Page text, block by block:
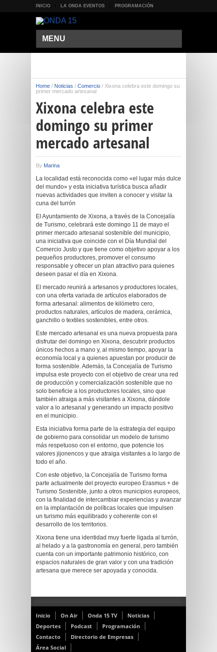
INICIO LA ONDA EVENTOS PROGRAMACIÓN
MENU
Home / Noticias / Comercio / Xixona celebra este domingo su
primer mercado artesanal
Xixona celebra este
domingo su primer
mercado artesanal
By Marina
La localidad está reconocida como «el lugar más dulce
del mundo» y esta iniciativa turística busca añadir
nuevas actividades que inviten a conocer y visitar la
cuna del turrón
El Ayuntamiento de Xixona, a través de la Concejalía
de Turismo, celebrará este domingo 11 de mayo el
primer mercado artesanal sostenible del municipio,
una iniciativa que coincide con el Día Mundial del
Comercio Justo y que tiene como objetivo apoyar a los
pequeños productores, promover el consumo
responsable y ofrecer un plan atractivo para quienes
deseen pasar el día en Xixona.
El mercado reunirá a artesanos y productores locales,
con una oferta variada de artículos elaborados de
forma artesanal: alimentos de kilómetro cero,
productos naturales, artículos de madera, cerámica,
ganchillo o textiles sostenibles, entre otros.
Este mercado artesanal es una nueva propuesta para
disfrutar del domingo en Xixona, descubrir productos
únicos hechos a mano y, al mismo tiempo, apoyar la
economía local y a quienes apuestan por producir de
forma sostenible. Además, la Concejalía de Turismo
impulsa este proyecto con el objetivo de crear una red
de producción y comercialización sostenible que no
solo beneficie a los productores locales, sino que
también atraiga a más visitantes a Xixona, dándole
valor a lo artesanal y generando un impacto positivo
en el municipio.
Esta iniciativa forma parte de la estrategia del equipo
de gobierno para consolidar un modelo de turismo
más respetuoso con el entorno, que potencie los
valores jijonencos y que atraiga visitantes a lo largo de
todo el año.
Con este objetivo, la Concejalía de Turismo forma
parte actualmente del proyecto europeo Erasmus + de
Turismo Sostenible, junto a otros municipios europeos,
con la finalidad de intercambiar experiencias y avanzar
en la implantación de políticas locales que impulsen
un turismo más equilibrado y coherente con el
desarrollo de los territorios.
Xixona tiene una identidad muy fuerte ligada al turrón,
al helado y a la gastronomía en general, pero también
cuenta con un importante patrimonio histórico, con
espacios naturales de gran valor y con una tradición
artesana que merece ser apoyada y conocida.
Inicio On Air Onda 15 TV
Noticias
Deportes
Podcast
Programación
Contacto
Directorio de Empresas
Área Social